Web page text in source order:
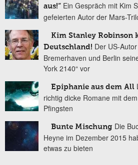
aus!“ Ein Gespräch mit Kim
gefeierten Autor der Mars-
Kim Stanley Robinson
Deutschland! Der US-
Bremerhaven und Berlin
York 2140“ vor
Epiphanie aus dem All
richtig dicke Romane mit
Pfingsten
Bunte Mischung Die
Heyne im Dezember 2015
etwas zu bieten